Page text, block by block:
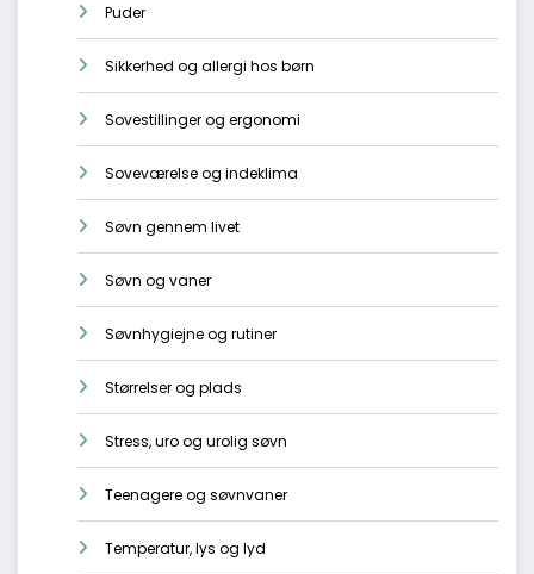
Puder
Sikkerhed og allergi hos børn
Sovestillinger og ergonomi
Soveværelse og indeklima
Søvn gennem livet
Søvn og vaner
Søvnhygiejne og rutiner
Størrelser og plads
Stress, uro og urolig søvn
Teenagere og søvnvaner
Temperatur, lys og lyd